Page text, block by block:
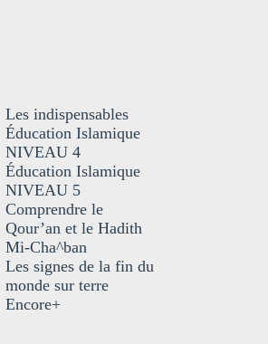
Les indispensables
Éducation Islamique
NIVEAU 4
Éducation Islamique
NIVEAU 5
Comprendre le
Qour’an et le Hadith
Mi-Cha^ban
Les signes de la fin du
monde sur terre
Encore+